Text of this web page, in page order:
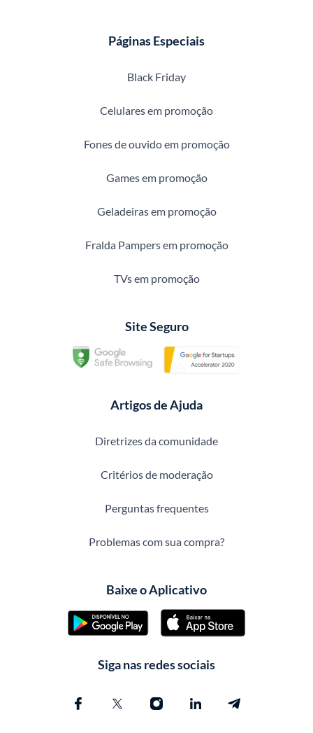
Páginas Especiais
Black Friday
Celulares em promoção
Fones de ouvido em promoção
Games em promoção
Geladeiras em promoção
Fralda Pampers em promoção
TVs em promoção
Site Seguro
Artigos de Ajuda
Diretrizes da comunidade
Critérios de moderação
Perguntas frequentes
Problemas com sua compra?
Baixe o Aplicativo
Siga nas redes sociais